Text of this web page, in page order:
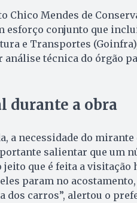
Chico Mendes de
esforço conjunto que
e Transportes
análise técnica do órgão
durante a obra
a necessidade do
salientar que um
que é feita a visitação
param no
dos carros”, alertou o